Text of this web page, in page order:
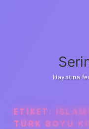
Hayatına
ETIKET:
TÜRK BOYU